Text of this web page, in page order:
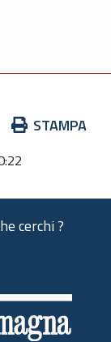
STAMPA
cerchi ?